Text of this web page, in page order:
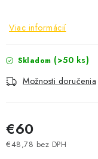
Viac informácií
Skladom (>50 ks)
Možnosti doručenia
€60
€48,78 bez DPH